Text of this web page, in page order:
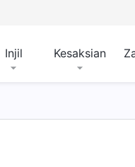
Injil Kesaksian